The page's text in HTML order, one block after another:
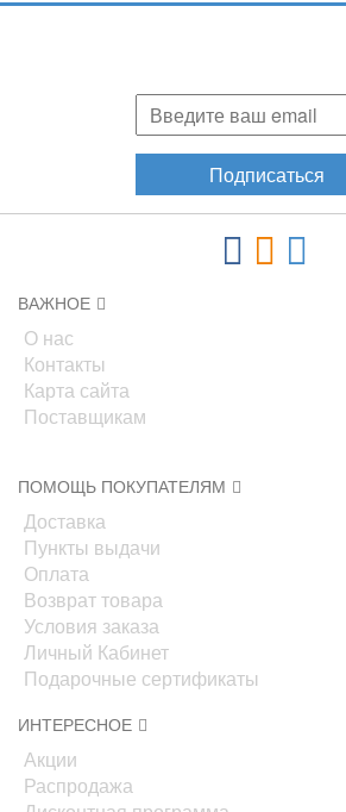
Подписаться
ВАЖНОЕ
О нас
Контакты
Карта сайта
Поставщикам
ПОМОЩЬ ПОКУПАТЕЛЯМ
Доставка
Пункты выдачи
Оплата
Возврат товара
Условия заказа
Личный Кабинет
Подарочные сертификаты
ИНТЕРЕСНОЕ
Акции
Распродажа